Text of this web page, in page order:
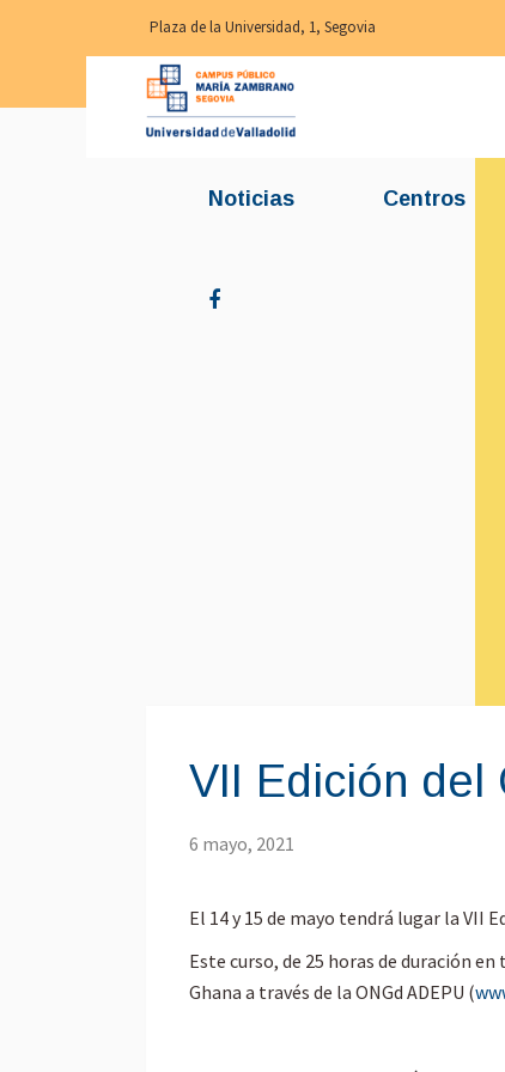
Plaza de la Universidad, 1, Segovia
Noticias Centros
VII Edición del
6 mayo, 2021
El 14 y 15 de mayo tendrá lugar la VII
Este curso, de 25 horas de duración
Ghana a través de la ONGd ADEPU (